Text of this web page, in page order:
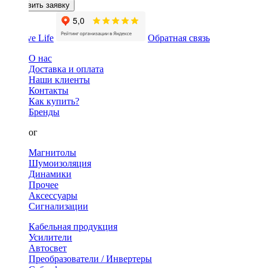
Оставить заявку
Обратная связь
О нас
Доставка и оплата
Наши клиенты
Контакты
Как купить?
Бренды
Каталог
Магнитолы
Шумоизоляция
Динамики
Прочее
Аксессуары
Сигнализации
Кабельная продукция
Усилители
Автосвет
Преобразователи / Инвертеры